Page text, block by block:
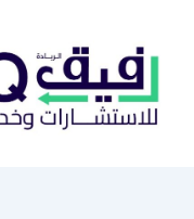
المحتوى